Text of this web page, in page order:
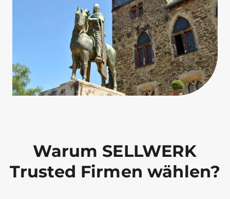
Warum SELLWERK
Trusted Firmen wählen?